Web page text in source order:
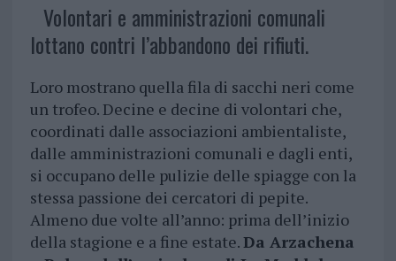
Volontari e amministrazioni comunali
lottano contri l’abbandono dei rifiuti.
Loro mostrano quella fila di sacchi neri come
un trofeo. Decine e decine di volontari che,
coordinati dalle associazioni ambientaliste,
dalle amministrazioni comunali e dagli enti,
si occupano delle pulizie delle spiagge con la
stessa passione dei cercatori di pepite.
Almeno due volte all’anno: prima dell’inizio
della stagione e a fine estate.Da Arzachena